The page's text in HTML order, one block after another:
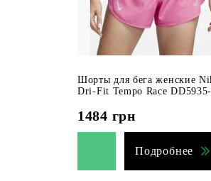
Шорты для бега женские
Dri-Fit Tempo Race
1484 грн
Подробнее